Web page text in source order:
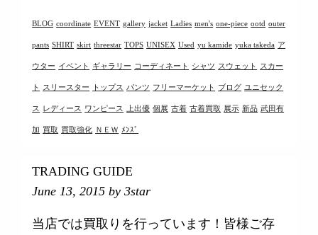
BLOG coordinate EVENT gallery jacket Ladies men's one-piece ootd outer
pants SHIRT skirt threestar TOPS UNISEX Used yu kamide yuka takeda ア
ウター イベント ギャラリー コーディネート シャツ スウェット スカー
ト スリースター トップス パンツ フリーマーケット ブログ ユニセック
ス レディース ワンピース 上出優 個展 古着 古着買取 展示 新品 武田有
加 買取 買取強化 ＮＥＷ ﾒﾝｽﾞ
TRADING GUIDE
June 13, 2015 by 3star
当店では買取りを行っています！皆様ご存